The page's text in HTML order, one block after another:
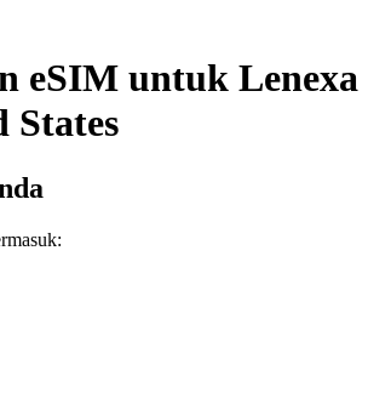
eSIM untuk Lenexa
States